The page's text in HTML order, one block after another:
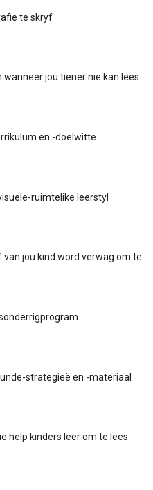
te skryf
wanneer jou tiener nie kan lees
en -doelwitte
ruimtelike leerstyl
van jou kind word verwag om te
strategieë en -materiaal
help kinders leer om te lees